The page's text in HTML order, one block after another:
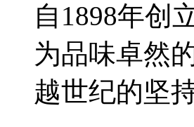
自1898年创
为品味卓然
越世纪的坚